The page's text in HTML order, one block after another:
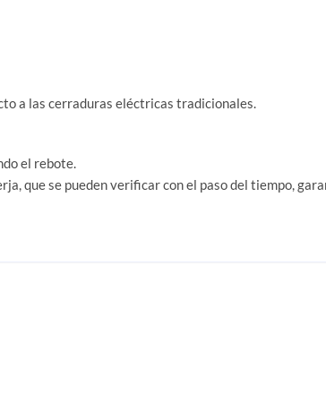
a las cerraduras eléctricas tradicionales.
el rebote.
que se pueden verificar con el paso del tiempo,